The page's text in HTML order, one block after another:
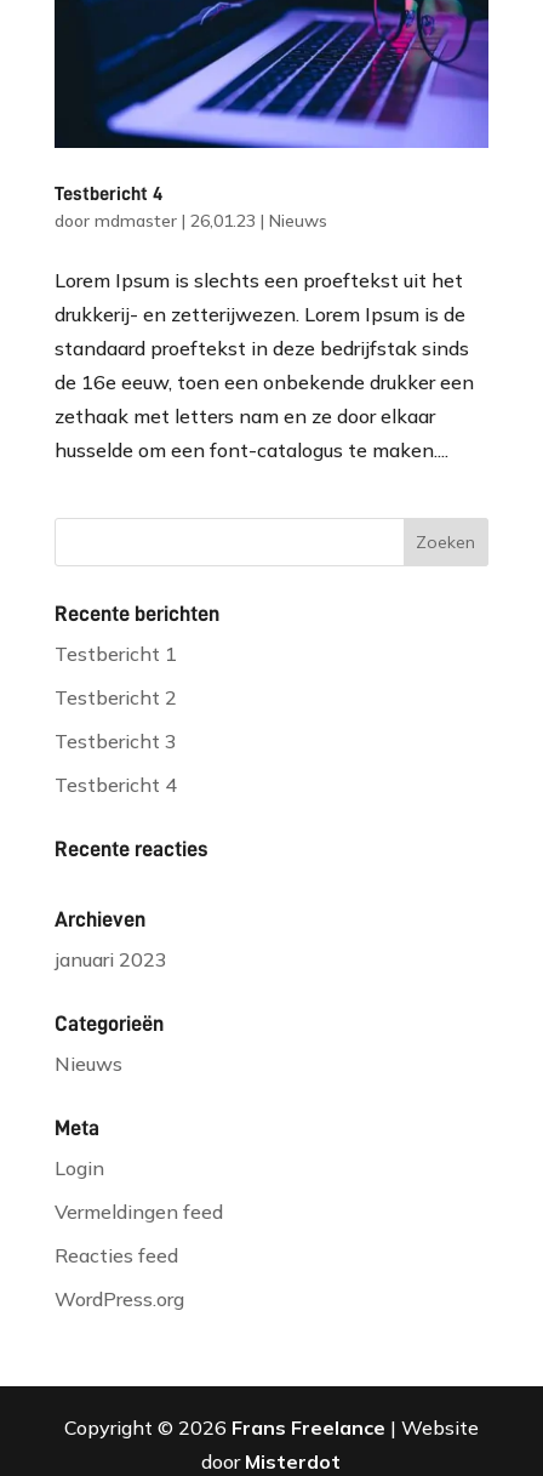
Testbericht 4
door mdmaster| 26,01.23 | Nieuws
Lorem Ipsum is slechts een proeftekst uit het
drukkerij- en zetterijwezen. Lorem Ipsum is de
standaard proeftekst in deze bedrijfstak sinds
de 16e eeuw, toen een onbekende drukker een
zethaak met letters nam en ze door elkaar
husselde om een font-catalogus te maken....
Recente berichten
Testbericht 1
Testbericht 2
Testbericht 3
Testbericht 4
Recente reacties
Archieven
januari 2023
Categorieën
Nieuws
Meta
Login
Vermeldingen feed
Reacties feed
WordPress.org
Copyright © 2026 Frans Freelance | Website
door Misterdot